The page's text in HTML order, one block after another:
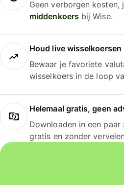
Geen verborgen
middenkoersbij Wise.
Houd live wisselkoersen
Bewaar je favoriete
wisselkoers in de loop
Helemaal gratis, geen
Downloaden in een paar
gratis en zonder